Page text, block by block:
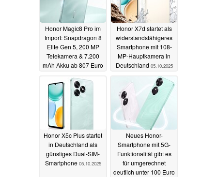
Honor Magic8 Pro im
Import: Snapdragon 8
Elite Gen 5, 200 MP
Telekamera & 7.200
mAh Akku ab 807 Euro
Honor X7d startet als
widerstandsfähigeres
Smartphone mit 108-
MP-Hauptkamera in
Deutschland 05.10.2025
Honor X5c Plus startet
in Deutschland als
günstiges Dual-SIM-
Smartphone 05.10.2025
Neues Honor-
Smartphone mit 5G-
Funktionalität gibt es
für umgerechnet
deutlich unter 100 Euro